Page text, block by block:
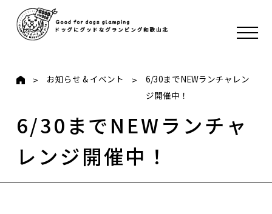
お知らせ & イベント
6/30までNEWランチャレン
ジ開催中！
6/30までNEWランチャ
レンジ開催中！